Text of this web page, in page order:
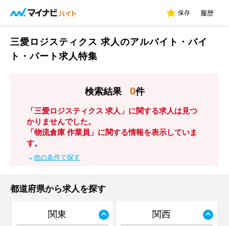
保存 履歴
三愛ロジスティクス 求人のアルバイト・バイ
ト・パート求人特集
検索結果 0件
「三愛ロジスティクス 求人」に関する求人は見つ
かりませんでした。
「物流倉庫 作業員」に関する情報を表示していま
す。
→他の条件で探す
都道府県から求人を探す
関東 関西